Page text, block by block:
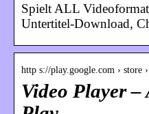
Spielt ALL
Untertitel-Download,
http s://play.google.com › store
Video Player –